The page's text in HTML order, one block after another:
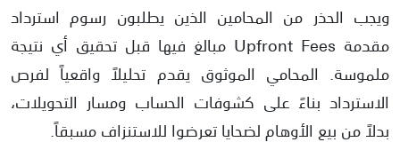
و​يجب الحذر من المحامين الذين يطلبون رسوم استرداد
مقدمة Upfront Fees مبالغ فيها قبل تحقيق أي نتيجة
ملموسة. المحامي الموثوق يقدم تحليلاً واقعياً لفرص
الاسترداد بناءً على كشوفات الحساب ومسار التحويلات،
بدلاً من بيع الأوهام لضحايا تعرضوا للاستنزاف مسبقاً.